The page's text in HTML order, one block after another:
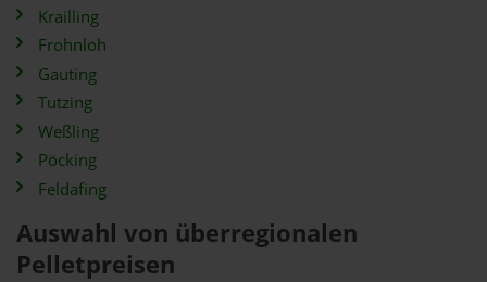
Krailling
Frohnloh
Gauting
Tutzing
Weßling
Pöcking
Feldafing
Auswahl von überregionalen
Pelletpreisen